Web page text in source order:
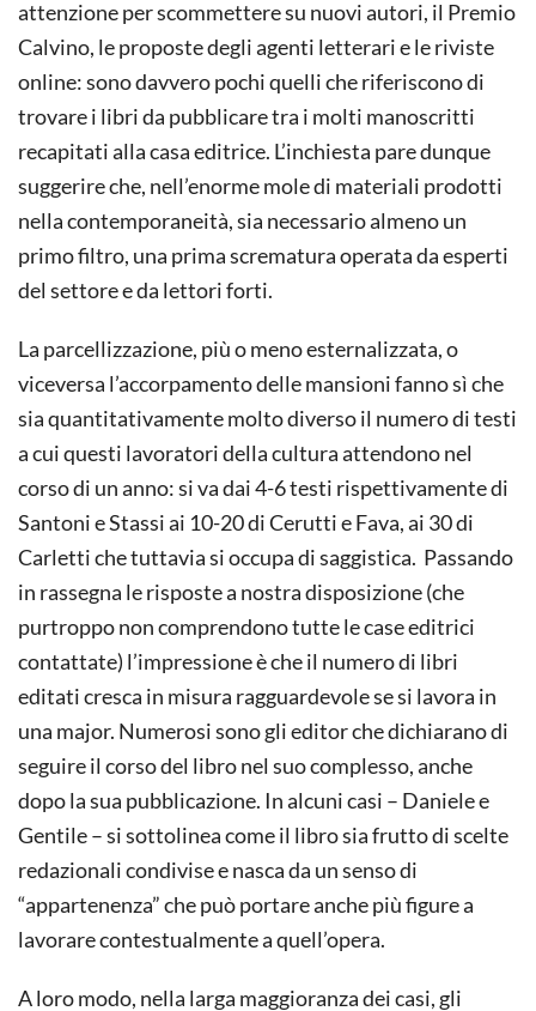
attenzione per scommettere su nuovi autori, il Premio
Calvino, le proposte degli agenti letterari e le riviste
online: sono davvero pochi quelli che riferiscono di
trovare i libri da pubblicare tra i molti manoscritti
recapitati alla casa editrice. L’inchiesta pare dunque
suggerire che, nell’enorme mole di materiali prodotti
nella contemporaneità, sia necessario almeno un
primo filtro, una prima scrematura operata da esperti
del settore e da lettori forti.
La parcellizzazione, più o meno esternalizzata, o
viceversa l’accorpamento delle mansioni fanno sì che
sia quantitativamente molto diverso il numero di testi
a cui questi lavoratori della cultura attendono nel
corso di un anno: si va dai 4-6 testi rispettivamente di
Santoni e Stassi ai 10-20 di Cerutti e Fava, ai 30 di
Carletti che tuttavia si occupa di saggistica. Passando
in rassegna le risposte a nostra disposizione (che
purtroppo non comprendono tutte le case editrici
contattate) l’impressione è che il numero di libri
editati cresca in misura ragguardevole se si lavora in
una major. Numerosi sono gli editor che dichiarano di
seguire il corso del libro nel suo complesso, anche
dopo la sua pubblicazione. In alcuni casi – Daniele e
Gentile – si sottolinea come il libro sia frutto di scelte
redazionali condivise e nasca da un senso di
“appartenenza” che può portare anche più figure a
lavorare contestualmente a quell’opera.
A loro modo, nella larga maggioranza dei casi, gli